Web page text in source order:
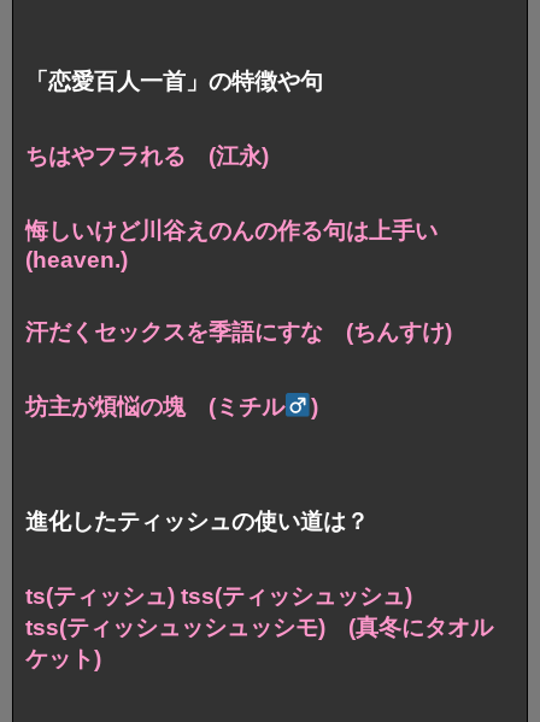
「恋愛百人一首」の特徴や句
ちはやフラれる (江永)
悔しいけど川谷えのんの作る句は上手い
(heaven.)
汗だくセックスを季語にすな (ちんすけ)
坊主が煩悩の塊 (ミチル )
進化したティッシュの使い道は？
ts(ティッシュ) tss(ティッシュッシュ)
tss(ティッシュッシュッシモ) (真冬にタオル
ケット)